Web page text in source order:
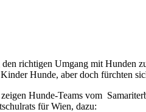
richtigen Umgang mit Hunden
Hunde, aber doch fürchten
Hunde-Teams vom
für Wien, dazu: